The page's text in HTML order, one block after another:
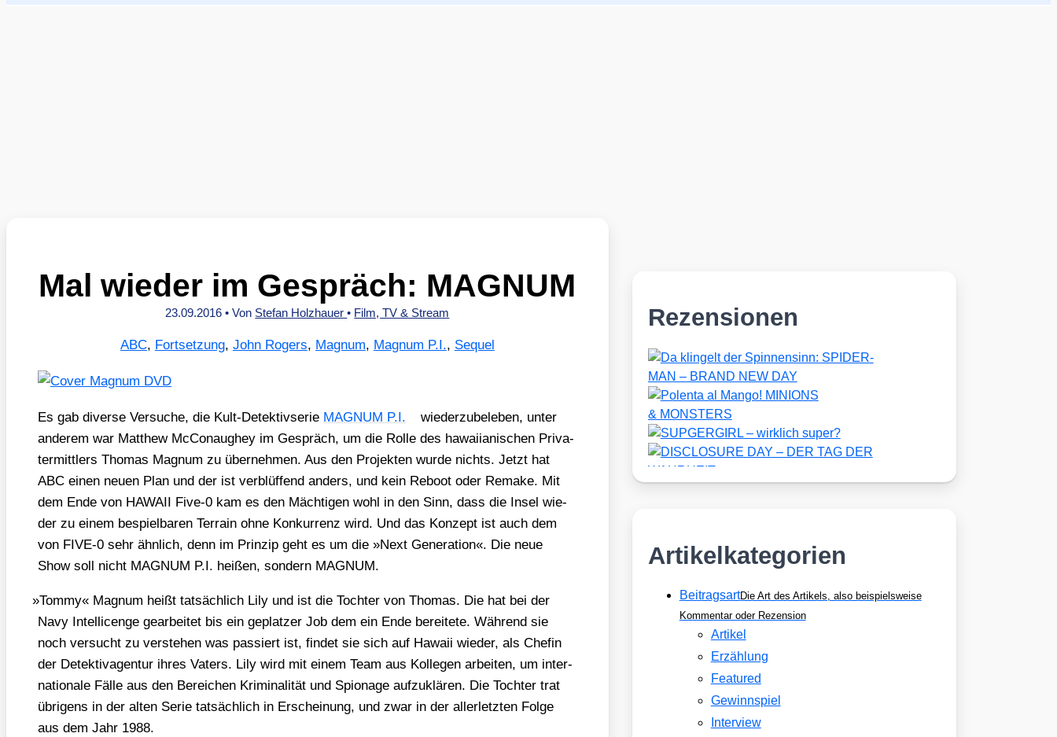
Mal wieder im Gespräch: MAGNUM
23.09.2016• Von Stefan Holzhauer• Film, TV & Stream
ABC, Fortsetzung, John Rogers, Magnum, Magnum P.I., Sequel
Es gab diver­se Ver­su­che, die Kult-Detek­tiv­se­rie MAGNUM P.I.
wie­der­zu­be­le­ben, unter
ande­rem war Matthew McCo­n­aug­hey im Gespräch, um die Rol­le des hawai­ia­ni­schen Pri­va­
termitt­lers Tho­mas Magnum zu über­neh­men. Aus den Pro­jek­ten wur­de nichts. Jetzt hat
ABC einen neu­en Plan und der ist ver­blüf­fend anders, und kein Reboot oder Remake. Mit
dem Ende von HAWAII Five‑0 kam es den Mäch­ti­gen wohl in den Sinn, dass die Insel wie­
der zu einem bespiel­ba­ren Ter­rain ohne Kon­kur­renz wird. Und das Kon­zept ist auch dem
von FIVE‑0 sehr ähn­lich, denn im Prin­zip geht es um die »Next Gene­ra­ti­on«. Die neue
Show soll nicht MAGNUM P.I. hei­ßen, son­dern MAGNUM.
»Tom­my« Magnum heißt tat­säch­lich Lily und ist die Toch­ter von Tho­mas. Die hat bei der
Navy Intel­li­cen­ge gear­bei­tet bis ein geplat­zer Job dem ein Ende berei­te­te. Wäh­rend sie
noch ver­sucht zu ver­ste­hen was pas­siert ist, fin­det sie sich auf Hawaii wie­der, als Che­fin
der Detek­tiv­agen­tur ihres Vaters. Lily wird mit einem Team aus Kol­le­gen arbei­ten, um inter­
na­tio­na­le Fäl­le aus den Berei­chen Kri­mi­na­li­tät und Spio­na­ge auf­zu­klä­ren. Die Toch­ter trat
übri­gens in der alten Serie tat­säch­lich in Erschei­nung, und zwar in der aller­letz­ten Fol­ge
aus dem Jahr 1988.
Rezensionen
Artikelkategorien
BeitragsartDie Art des Artikels, also beispielsweise
Kommentar oder Rezension
Artikel
Erzählung
Featured
Gewinnspiel
Interview